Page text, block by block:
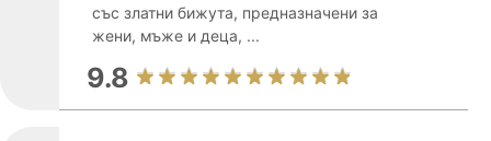
със златни бижута, предназначени за
жени, мъже и деца, ...
9.8